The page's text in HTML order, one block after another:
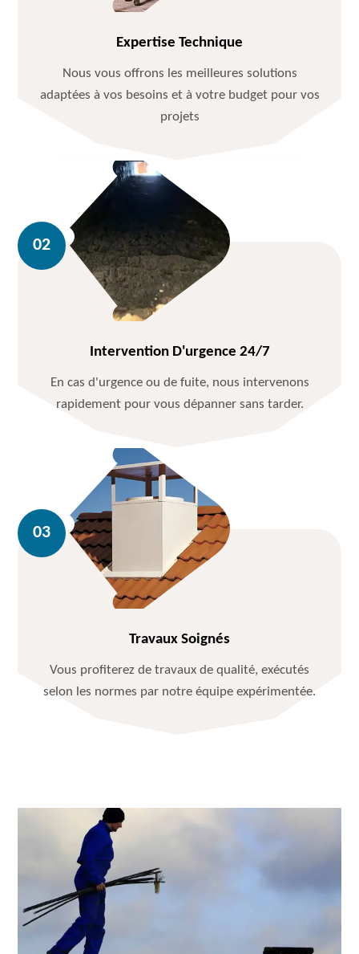
Expertise Technique
Nous vous offrons les meilleures solutions
adaptées à vos besoins et à votre budget pour vos
projets
Intervention D'urgence 24/7
En cas d'urgence ou de fuite, nous intervenons
rapidement pour vous dépanner sans tarder.
Travaux Soignés
Vous profiterez de travaux de qualité, exécutés
selon les normes par notre équipe expérimentée.